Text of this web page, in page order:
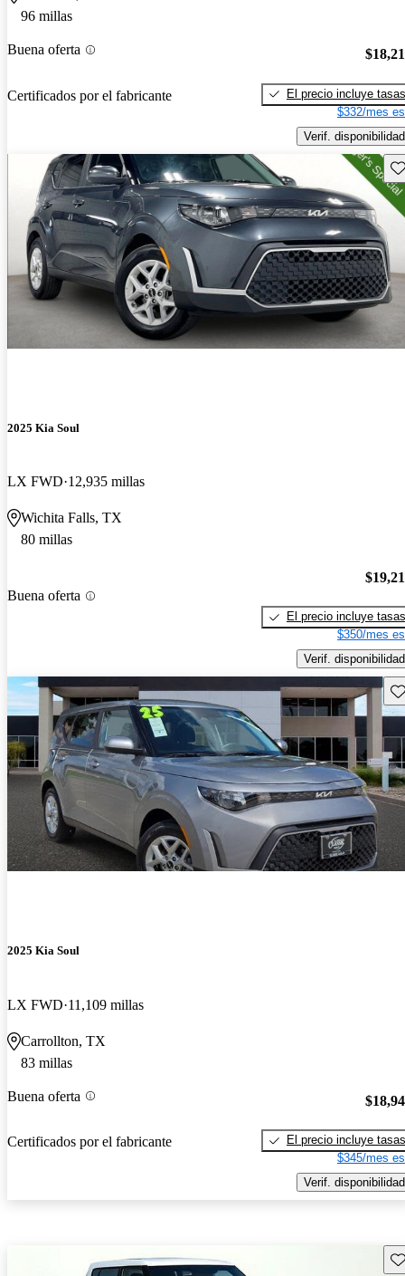
96 millas
Buena oferta
Certificados por el fabricante
El precio incluye tasas
$332/mes
Verif. disponibilidad
2025 Kia Soul
LX FWD 12,935 millas
Wichita Falls, TX
80 millas
Buena oferta
El precio incluye tasas
$350/mes
Verif. disponibilidad
2025 Kia Soul
LX FWD 11,109 millas
Carrollton, TX
83 millas
Buena oferta
Certificados por el fabricante
El precio incluye tasas
$345/mes
Verif. disponibilidad